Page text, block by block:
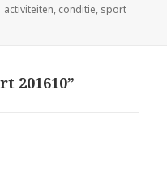
Categorieën
activiteiten, conditie, sport
201610”